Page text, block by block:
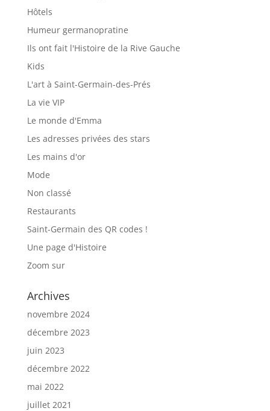
Hôtels
Humeur germanopratine
Ils ont fait l'Histoire de la Rive Gauche
Kids
L'art à Saint-Germain-des-Prés
La vie VIP
Le monde d'Emma
Les adresses privées des stars
Les mains d'or
Mode
Non classé
Restaurants
Saint-Germain des QR codes !
Une page d'Histoire
Zoom sur
Archives
novembre 2024
décembre 2023
juin 2023
décembre 2022
mai 2022
juillet 2021